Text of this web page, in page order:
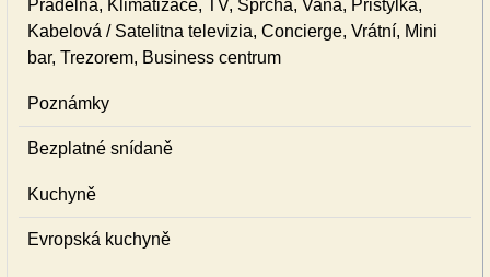
Prádelna, Klimatizace, TV, Sprcha, Vana, Přistýlka,
Kabelová / Satelitna televizia, Concierge, Vrátní, Mini
bar, Trezorem, Business centrum
Poznámky
Bezplatné snídaně
Kuchyně
Evropská kuchyně